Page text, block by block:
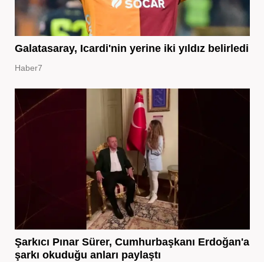
Galatasaray, Icardi'nin yerine iki yıldız belirledi
Haber7
Şarkıcı Pınar Sürer, Cumhurbaşkanı Erdoğan'a
şarkı okuduğu anları paylaştı